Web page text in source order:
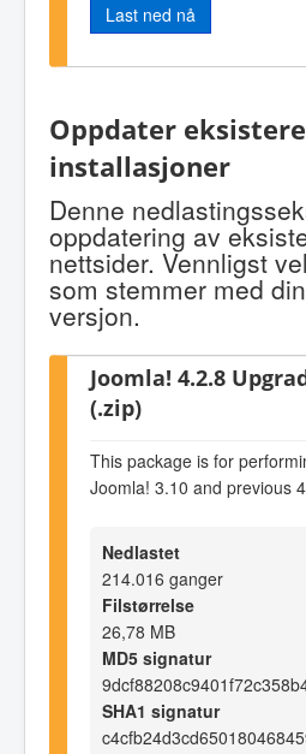
Last ned nå
Oppdater
installasjoner
Denne
oppdatering av
nettsider. Vennligst
som stemmer med
versjon.
Joomla! 4.2.8
(.zip)
This package is for
Joomla! 3.10 and previous
Nedlastet
214.016 ganger
Filstørrelse
26,78 MB
MD5 signatur
SHA1 signatur